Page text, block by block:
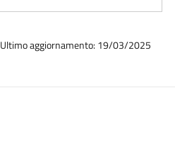
Ultimo aggiornamento: 19/03/2025